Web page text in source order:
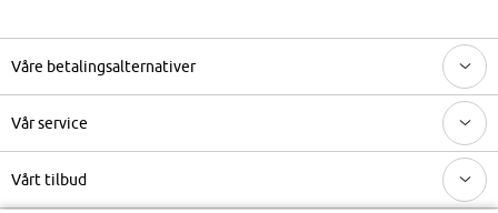
Våre betalingsalternativer
Vår service
Vårt tilbud